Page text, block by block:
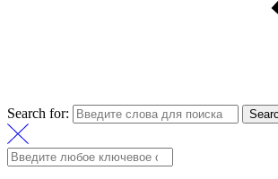
Search for: